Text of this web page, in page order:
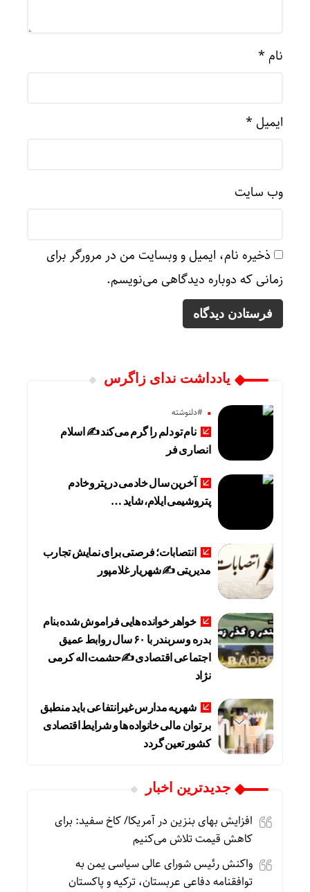
نام *
ایمیل *
وب‌ سایت
ذخیره نام، ایمیل و وبسایت من در مرورگر برای
زمانی که دوباره دیدگاهی می‌نویسم.
یادداشت ندای زاگرس
#دلنوشته
نام تو دلم را گرم می‌کند ✍️ اسلام
انصاری فر
آخرین سال خادمی در پتروخادم
پتروشیمی ایلام، شاید …
انتصابات؛ فرصتی برای نمایش تجارب
مدیریتی ✍ شهریار غلامپور
خواهر خوانده هایی فراموش شده بنام
بدره و سربندر با ۶۰ سال روابط عمیق
اجتماعی اقتصادی ✍حشمت اله کرمی
نژاد
شهریه مدارس غیرانتفاعی باید منطبق
بر توان مالی خانواده ها و شرایط اقتصادی
کشور تعین گردد
جديدترين اخبار
افزایش بهای بنزین در آمریکا/ کاخ سفید: برای
کاهش قیمت تلاش می‌کنیم
واکنش رئیس شورای عالی سیاسی یمن به
توافقنامه دفاعی عربستان، ترکیه و پاکستان